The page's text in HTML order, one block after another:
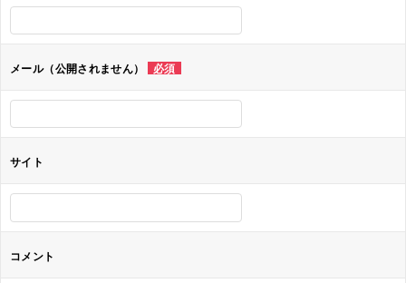
シ
ョ
ン
メール（公開されません） 必須
サイト
コメント